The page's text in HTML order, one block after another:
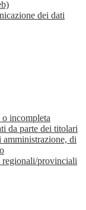
dei dati
o incompleta
da parte dei titolari
di
provinciali